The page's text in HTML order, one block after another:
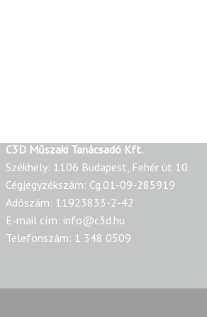
C3D Műszaki Tanácsadó Kft.
Székhely: 1106 Budapest, Fehér út 10.
Cégjegyzékszám: Cg.01-09-285919
Adószám: 11923833-2-42
E-mail cím: info@c3d.hu
Telefonszám: 1 348 0509